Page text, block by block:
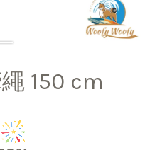
150 cm